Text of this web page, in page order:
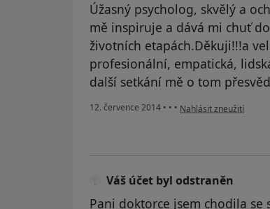
Úžasný psycholog, skvělý a
mě inspiruje a dává mi chuť
životních etapách.Děkuji!!!a
profesionální, empatická,
další setkání mě o tom
12. července 2014 • • • podle názoru uživatele
Nahlásit zneužití
Váš účet byl odstraněn
Pani doktorce jsem chodila